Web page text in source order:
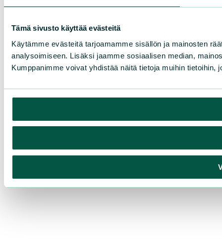
Tämä sivusto käyttää evästeitä
Käytämme evästeitä tarjoamamme sisällön ja mainosten
analysoimiseen. Lisäksi jaamme sosiaalisen median,
Kumppanimme voivat yhdistää näitä tietoja muihin tietoihin,